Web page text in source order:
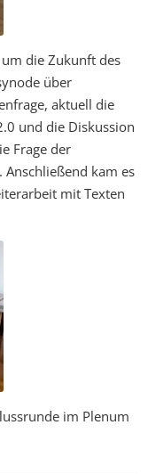
die Zukunft des
über
aktuell die
und die Diskussion
Frage der
Anschließend kam es
mit Texten
im Plenum